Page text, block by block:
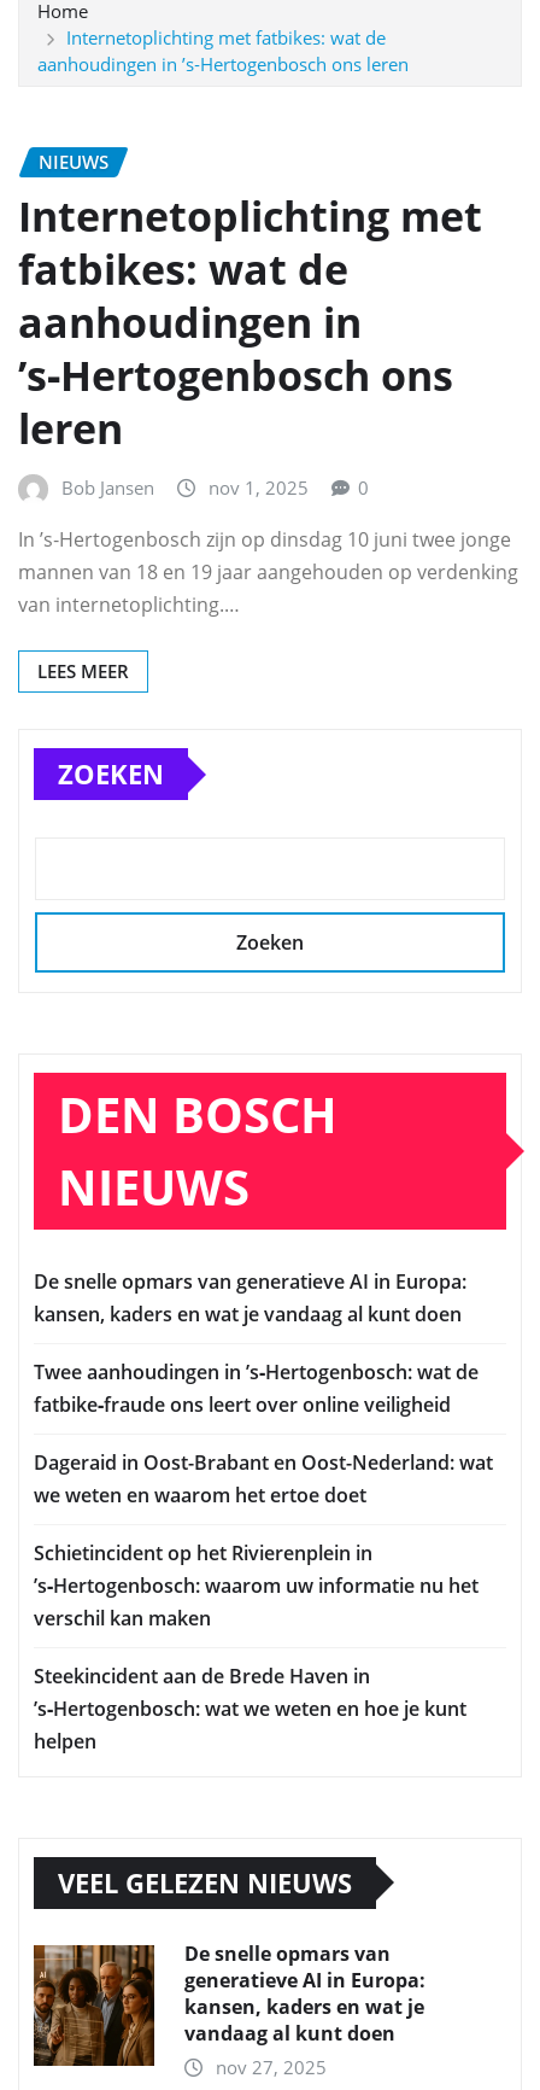
Home
Internetoplichting met fatbikes: wat de
aanhoudingen in ’s‑Hertogenbosch ons leren
NIEUWS
Internetoplichting met
fatbikes: wat de
aanhoudingen in
’s‑Hertogenbosch ons
leren
Bob Jansen nov 1, 2025 0
In ’s‑Hertogenbosch zijn op dinsdag 10 juni twee jonge
mannen van 18 en 19 jaar aangehouden op verdenking
van internetoplichting.…
LEES MEER
ZOEKEN
Zoeken
DEN BOSCH
NIEUWS
De snelle opmars van generatieve AI in Europa:
kansen, kaders en wat je vandaag al kunt doen
Twee aanhoudingen in ’s‑Hertogenbosch: wat de
fatbike‑fraude ons leert over online veiligheid
Dageraid in Oost-Brabant en Oost-Nederland: wat
we weten en waarom het ertoe doet
Schietincident op het Rivierenplein in
’s‑Hertogenbosch: waarom uw informatie nu het
verschil kan maken
Steekincident aan de Brede Haven in
’s‑Hertogenbosch: wat we weten en hoe je kunt
helpen
VEEL GELEZEN NIEUWS
De snelle opmars van
generatieve AI in Europa:
kansen, kaders en wat je
vandaag al kunt doen
nov 27, 2025